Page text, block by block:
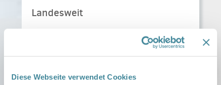
Diese Webseite verwendet Cookies
Landesweit
Liebe Netzwerkfamilien, liebe Patinnen und Paten,
liebe Freunde des NGK, Fußballsommer,
Hitzesommer & bald Sommerferien … Und wir